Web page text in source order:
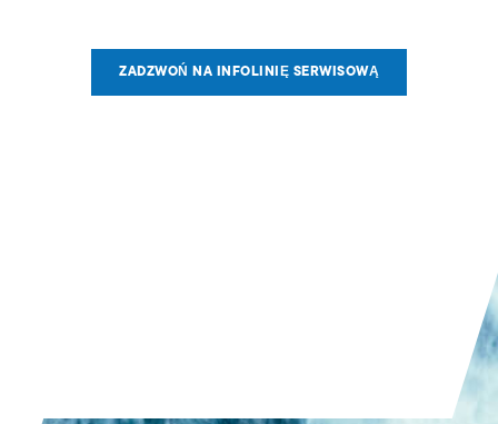
ZADZWOŃ NA INFOLINIĘ SERWISOWĄ